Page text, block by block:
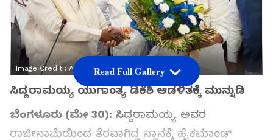
Image Credit : Asianet News
ಸಿದ್ದರಾಮಯ್ಯ ಯುಗಾಂತ್ಯ ಡಿಕೆಶಿ ಆಡಳಿತಕ್ಕೆ ಮುನ್ನುಡಿ
ಬೆಂಗಳೂರು (ಮೇ 30): ಸಿದ್ದರಾಮಯ್ಯ ಅವರ
ರಾಜೀನಾಮೆಯಿಂದ ತೆರವಾಗಿದ್ದ ಸ್ಥಾನಕ್ಕೆ ಹೈಕಮಾಂಡ್
Read Full Gallery